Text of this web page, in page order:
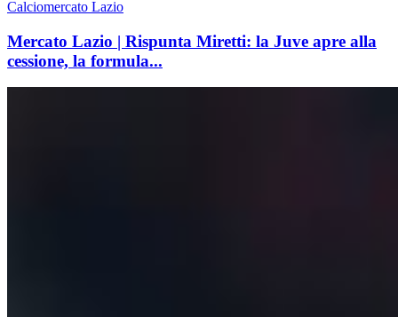
Calciomercato Lazio
Mercato Lazio | Rispunta Miretti: la Juve apre alla
cessione, la formula...